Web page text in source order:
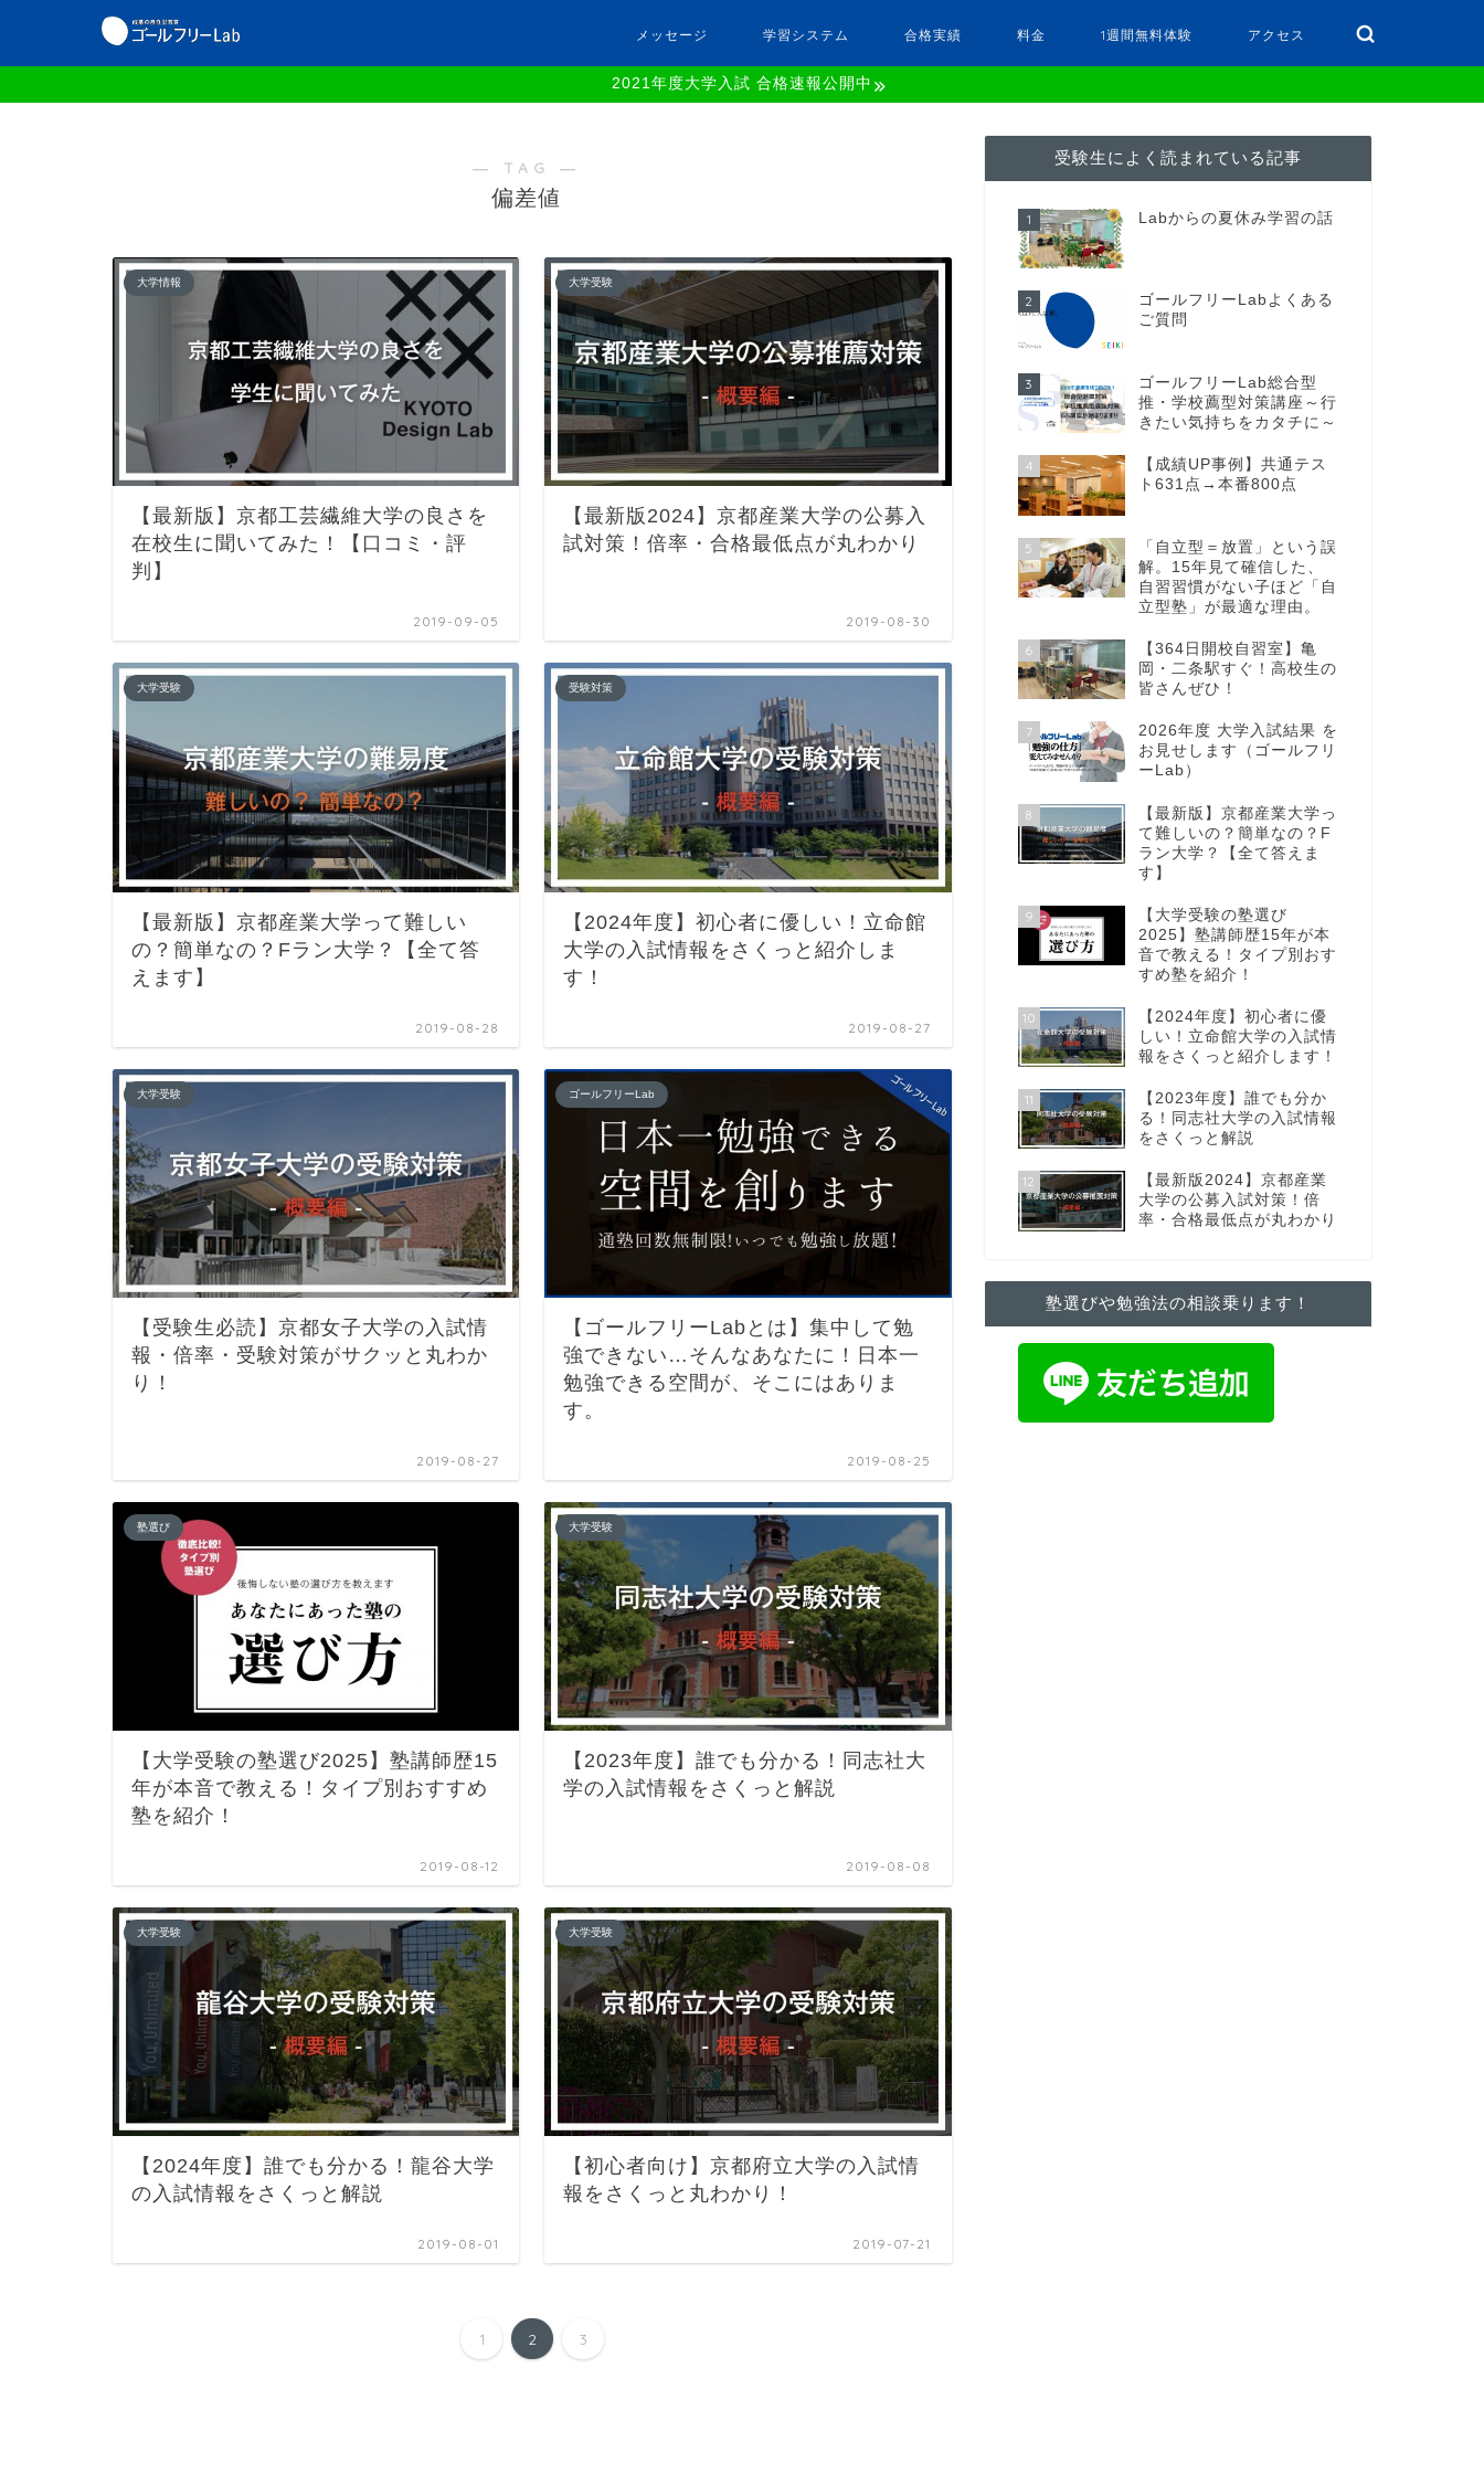
メッセージ 学習システム 合格実績 料金 1週間無料体験 アクセス
2021年度大学入試 合格速報公開中
― TAG ―
偏差値
大学情報
【最新版】京都工芸繊維大学の良さを
在校生に聞いてみた！【口コミ・評
判】
2019-09-05
大学受験
【最新版2024】京都産業大学の公募入
試対策！倍率・合格最低点が丸わかり
2019-08-30
大学受験
【最新版】京都産業大学って難しい
の？簡単なの？Fラン大学？【全て答
えます】
2019-08-28
受験対策
【2024年度】初心者に優しい！立命館
大学の入試情報をさくっと紹介しま
す！
2019-08-27
大学受験
【受験生必読】京都女子大学の入試情
報・倍率・受験対策がサクッと丸わか
り！
2019-08-27
ゴールフリーLab
【ゴールフリーLabとは】集中して勉
強できない…そんなあなたに！日本一
勉強できる空間が、そこにはありま
す。
2019-08-25
塾選び
【大学受験の塾選び2025】塾講師歴15
年が本音で教える！タイプ別おすすめ
塾を紹介！
2019-08-12
大学受験
【2023年度】誰でも分かる！同志社大
学の入試情報をさくっと解説
2019-08-08
大学受験
【2024年度】誰でも分かる！龍谷大学
の入試情報をさくっと解説
2019-08-01
大学受験
【初心者向け】京都府立大学の入試情
報をさくっと丸わかり！
2019-07-21
1 2 3
受験生によく読まれている記事
1 Labからの夏休み学習の話
2
ゴールフリーLabよくある
ご質問
3
ゴールフリーLab総合型
推・学校薦型対策講座～行
きたい気持ちをカタチに～
4
【成績UP事例】共通テス
ト631点→本番800点
5
「自立型＝放置」という誤
解。15年見て確信した、
自習習慣がない子ほど「自
立型塾」が最適な理由。
6
【364日開校自習室】亀
岡・二条駅すぐ！高校生の
皆さんぜひ！
7
2026年度 大学入試結果 を
お見せします（ゴールフリ
ーLab）
8
【最新版】京都産業大学っ
て難しいの？簡単なの？F
ラン大学？【全て答えま
す】
9
【大学受験の塾選び
2025】塾講師歴15年が本
音で教える！タイプ別おす
すめ塾を紹介！
10
【2024年度】初心者に優
しい！立命館大学の入試情
報をさくっと紹介します！
11
【2023年度】誰でも分か
る！同志社大学の入試情報
をさくっと解説
12
【最新版2024】京都産業
大学の公募入試対策！倍
率・合格最低点が丸わかり
塾選びや勉強法の相談乗ります！